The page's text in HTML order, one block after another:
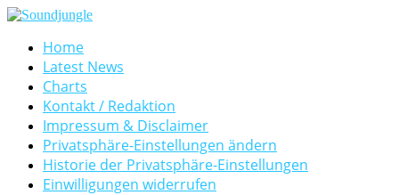
Home
Latest News
Charts
Kontakt / Redaktion
Impressum & Disclaimer
Privatsphäre-Einstellungen ändern
Historie der Privatsphäre-Einstellungen
Einwilligungen widerrufen